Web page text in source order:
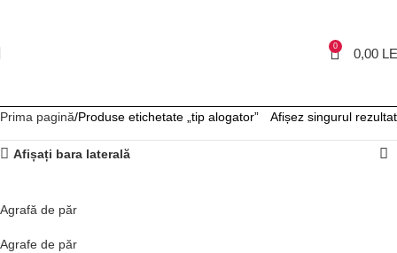
0 0,00
Prima pagină Produse etichetate „tip alogator” Afișez singurul rezultat
Afișați bara laterală
NOU
Agrafă de păr
Agrafe de păr